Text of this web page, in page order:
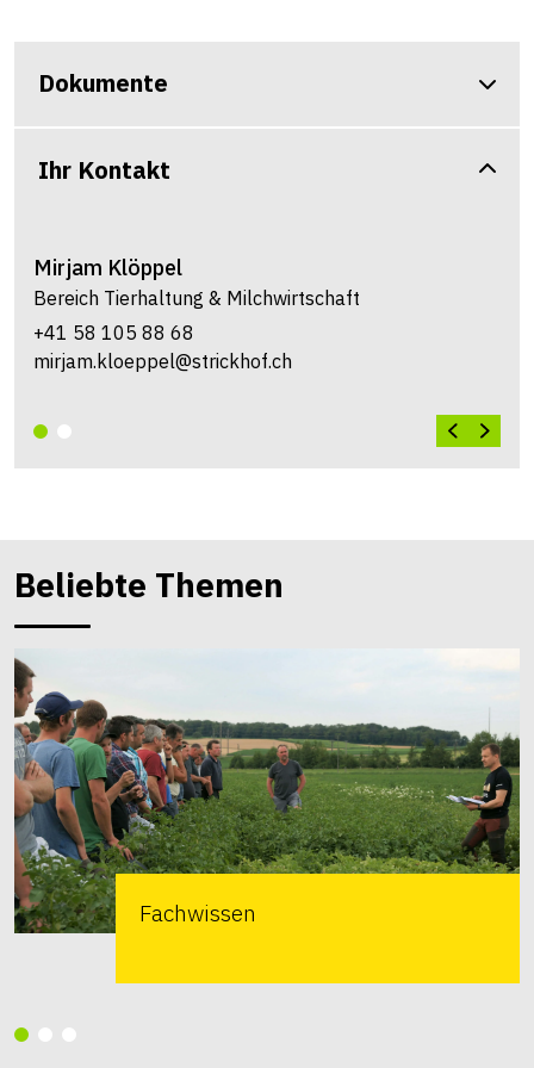
Dokumente
Ihr Kontakt
Mirjam Klöppel
Bereich Tierhaltung & Milchwirtschaft
+41 58 105 88 68
mirjam.kloeppel@strickhof.ch
Beliebte Themen
Fachwissen